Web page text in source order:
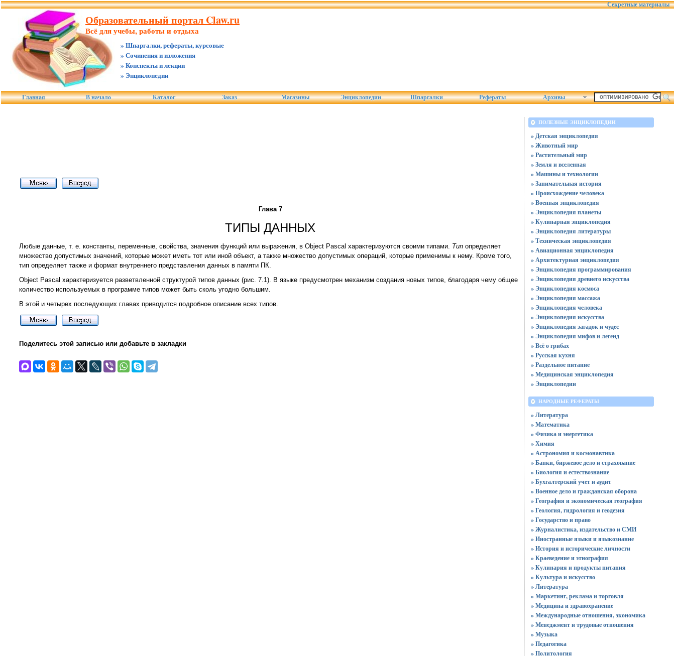
Секретные материалы
Образовательный портал Claw.ru
Всё для учебы, работы и отдыха
» Шпаргалки, рефераты, курсовые
» Сочинения и изложения
» Конспекты и лекции
» Энциклопедии
Главная В начало Каталог Заказ Магазины Энциклопедии Шпаргалки Рефераты Архивы
Глава 7
ТИПЫ ДАННЫХ
Любые данные, т. е. константы, переменные, свойства, значения функций или выражения, в Object Pascal характеризуются своими типами. Тип определяет
множество допустимых значений, которые может иметь тот или иной объект, а также множество допустимых операций, которые применимы к нему. Кроме того,
тип определяет также и формат внутреннего представления данных в памяти ПК.
Object Pascal характеризуется разветвленной структурой типов данных (рис. 7.1). В языке предусмотрен механизм создания новых типов, благодаря чему общее
количество используемых в программе типов может быть сколь угодно большим.
В этой и четырех последующих главах приводится подробное описание всех типов.
Поделитесь этой записью или добавьте в закладки
ПОЛЕЗНЫЕ ЭНЦИКЛОПЕДИИ
» Детская энциклопедия
» Животный мир
» Растительный мир
» Земля и вселенная
» Машины и технологии
» Занимательная история
» Происхождение человека
» Военная энциклопедия
» Энциклопедия планеты
» Кулинарная энциклопедия
» Энциклопедия литературы
» Техническая энциклопедия
» Авиационная энциклопедия
» Архитектурная энциклопедия
» Энциклопедия программирования
» Энциклопедия древнего искусства
» Энциклопедия космоса
» Энциклопедия массажа
» Энциклопедия человека
» Энциклопедия искусства
» Энциклопедия загадок и чудес
» Энциклопедия мифов и легенд
» Всё о грибах
» Русская кухня
» Раздельное питание
» Медицинская энциклопедия
» Энциклопедии
НАРОДНЫЕ РЕФЕРАТЫ
» Литература
» Математика
» Физика и энергетика
» Химия
» Астрономия и космонавтика
» Банки, биржевое дело и страхование
» Биология и естествознание
» Бухгалтерский учет и аудит
» Военное дело и гражданская оборона
» География и экономическая география
» Геология, гидрология и геодезия
» Государство и право
» Журналистика, издательство и СМИ
» Иностранные языки и языкознание
» История и исторические личности
» Краеведение и этнография
» Кулинария и продукты питания
» Культура и искусство
» Литература
» Маркетинг, реклама и торговля
» Медицина и здравохранение
» Международные отношения, экономика
» Менеджмент и трудовые отношения
» Музыка
» Педагогика
» Политология